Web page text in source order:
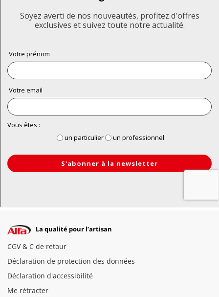
La qualité pour l’artisan
CGV & C de retour
Déclaration de protection des données
Déclaration d'accessibilité
Me rétracter